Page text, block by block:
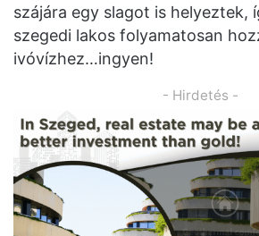
szájára egy slagot is helyeztek,
szegedi lakos folyamatosan
ivóvízhez…ingyen!
- Hirdetés -